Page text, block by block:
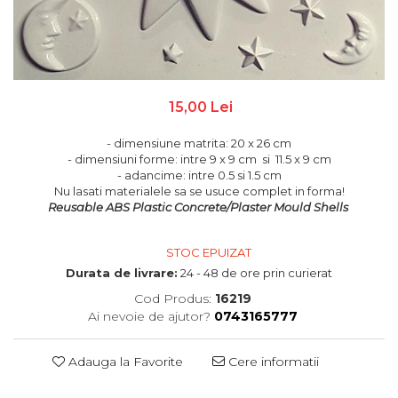
Paste antichizante
Solventi
Vopsele antichizante
Culori special decorative
Vopsea de tabla
Vopsea sticla si portelan
Vopsea/Pulbere cu efect de catifea
Foite/fulgi schlagmetal
Diverse
Figurine, elemente decor
Nasturi, spatule, betisoare
Rame pentru brodat
Ochi Mobili
Perle jumatati/Strasuri
Sarma plusata
Rozete,colturi, baghete decor
Suport lumanari, inele pt servetele
Toamna
Valentine's
Forme pentru turnat sapun
Turnare lumanari
Rasini/Silicon matrite
15,00 Lei
- dimensiune matrita: 20 x 26 cm
- dimensiuni forme: intre 9 x 9 cm si 11.5 x 9 cm
- adancime: intre 0.5 si 1.5 cm
Nu lasati materialele sa se usuce complet in forma!
Reusable ABS Plastic Concrete/Plaster Mould Shells
STOC EPUIZAT
Durata de livrare: 24 - 48 de ore prin curierat
Cod Produs: 16219
Ai nevoie de ajutor? 0743165777
Adauga la Favorite Cere informatii